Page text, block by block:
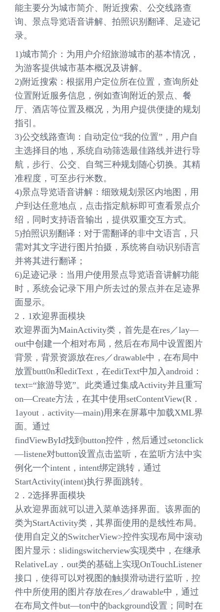
能主要分为城市简介、附近搜索、公交线路查
询、景点导览语音讲解、拍照识别翻译、足迹记
录。
1)城市简介：为用户介绍旅游城市的基本情况，
为游客提供城市基本概况及讲解。
2)附近搜索：根据用户定位所在位置，查询所处
位置附近服务信息，例如查询附近的景点、餐
厅、酒店等位置及概况，为用户提供便捷的规划
指引。
3)公交线路查询：自动定位“我的位置”，用户自
主选择目的地，系统自动筛选最佳路线并进行导
航，步行、公交、自驾三种规划随心切换。其精
准程度，可至步行米数。
4)景点导览语音讲解：细致规划景区内地图，用
户到达任意地点，点击指定航标即可查看景点介
绍，同时支持语音输出，提供双重交互方式。
5)拍照识别翻译：对于需翻译的非中文语言，只
需对其文字进行图片拍摄，系统将自动识别语言
并将其进行翻译；
6)足迹记录：当用户使用景点导览语音讲解功能
时，系统会记录下用户所去过的景点并在足迹界
面显示。
2．1欢迎界面模块
欢迎界面为MainActivity类，首先是在res／lay—
out中创建一个相对布局，然后在布局中设置图片
背景，背景资源放在res／drawable中，在布局中
放置butt0n和editText，在editText中加入android：
text=“旅游导览”。此类通过集成Activity并且重写
on—Create方法，在其中使用setContentView(R．
1ayout．activity—main)用来在屏幕中加载XML界
面。通过
findViewById找到button控件，然后通过setonclick
—listene对button设置点击监听，在监听方法中实
例化一个intent，intent绑定跳转，通过
StartActivity(intent)执行界面跳转。
2．2选择界面模块
从欢迎界面就可以进入菜单选择界面。该界面的
类为StartActivity类，其界面使用的是线性布局。
使用自定义的SwitcherView>控件实现布局中滚动
图片显示：slidingswitcherview实现类中，在继承
RelativeLay．out类的基础上实现OnTouchListener
接口，使得可以对视图的触摸滑动进行监听，控
件中所使用的图片存放在res／drawable中，通过
在布局文件but—ton中的background设置；同时在